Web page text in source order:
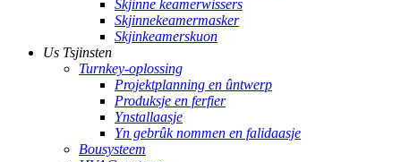
Skjinne keamerwissers
Skjinnekeamermasker
Skjinkeamerskuon
Us Tsjinsten
Turnkey-oplossing
Projektplanning en ûntwerp
Produksje en ferfier
Ynstallaasje
Yn gebrûk nommen en falidaasje
Bousysteem